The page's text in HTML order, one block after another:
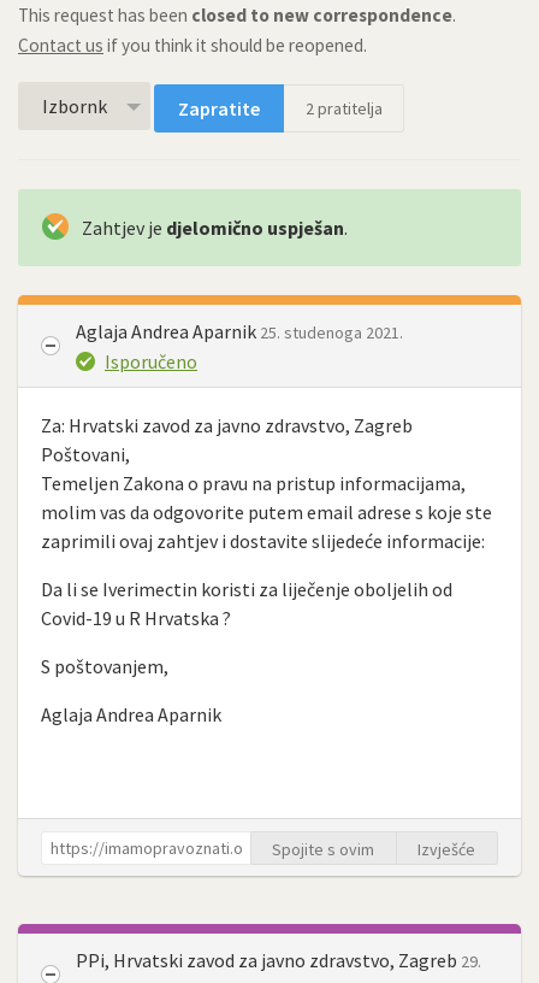
This request has been closed to new correspondence.
Contact us if you think it should be reopened.
Izbornk Zapratite 2pratitelja
Zahtjev je djelomično uspješan.
Aglaja Andrea Aparnik 25. studenoga 2021.
Isporučeno
Za: Hrvatski zavod za javno zdravstvo, Zagreb
Poštovani,
Temeljen Zakona o pravu na pristup informacijama,
molim vas da odgovorite putem email adrese s koje ste
zaprimili ovaj zahtjev i dostavite slijedeće informacije:
Da li se Iverimectin koristi za liječenje oboljelih od
Covid-19 u R Hrvatska ?
S poštovanjem,
Aglaja Andrea Aparnik
Spojite s ovim Izvješće
PPi, Hrvatski zavod za javno zdravstvo, Zagreb 29.